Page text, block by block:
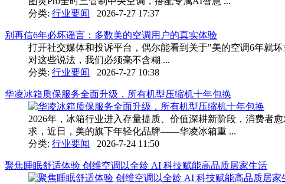
分类: 行业要闻 2026-7-27 17:37
别再信6年必坏谣言：多数美的空调用户的真实体验
打开社交媒体和投诉平台，偶尔能看到关于"美的空调6年就
对这些说法，我们必须毫不含糊 ...
分类: 行业要闻 2026-7-27 10:38
华凌冰箱质保服务全面升级，所有机型压缩机十年包换
2026年，冰箱行业进入存量提质、价值深耕新阶段，消费者
求，近日，美的旗下年轻化品牌——华凌冰箱重 ...
分类: 行业要闻 2026-7-24 11:50
聚焦睡眠舒适体验 创维空调以全龄 AI 科技赋能高品质居家生活